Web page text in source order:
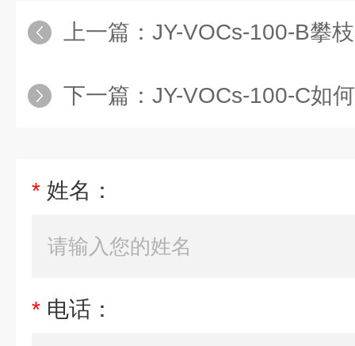
上一篇： JY-VOCs-100-B攀
下一篇： JY-VOCs-100-C如何
* 姓名：
* 电话：